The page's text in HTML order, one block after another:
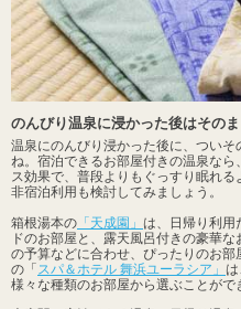
のんびり温泉に浸かった後はそのま
温泉にのんびり浸かった後に、つい
ね。宿泊できるお部屋付きの温泉な
ス効果で、普段よりもぐっすり眠れ
非宿泊利用も検討してみましょう。
箱根湯本の 「天成園」 は、日帰り利用
ドのお部屋と、露天風呂付きの豪華
の予算などに合わせ、ぴったりのお
の「スパ＆ホテル 舞浜ユーラシア」
様々な種類のお部屋から選ぶことがで